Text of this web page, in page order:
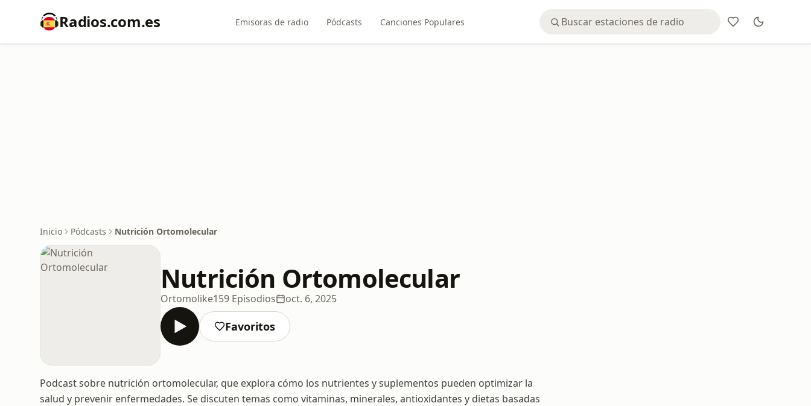
Radios.com.es Emisoras de radio Pódcasts Canciones Populares
Inicio Pódcasts Nutrición Ortomolecular
Nutrición Ortomolecular
Ortomolike159 Episodios oct. 6, 2025
Favoritos
Podcast sobre nutrición ortomolecular, que explora cómo los nutrientes y suplementos pueden optimizar la
salud y prevenir enfermedades. Se discuten temas como vitaminas, minerales, antioxidantes y dietas basadas